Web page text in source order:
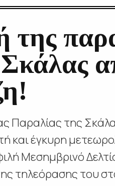
Παραλίας της
και έγκυρη
Μεσημβρινό
τηλεόρασης του